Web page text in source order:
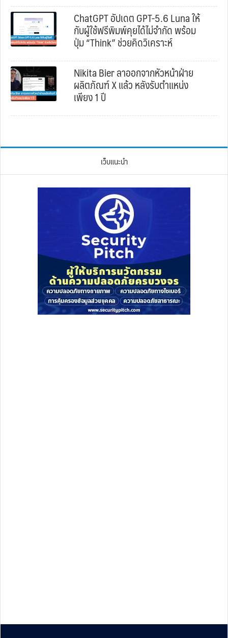
ChatGPT อัปเดต GPT-5.6 Luna ให้
กับผู้ใช้ฟรีพิมพ์คุยได้ไม่จำกัด พร้อม
ปุ่ม “Think” ช่วยคิดวิเคราะห์
Nikita Bier ลาออกจากหัวหน้าฝ่าย
ผลิตภัณฑ์ X แล้ว หลังรับตำแหน่ง
เพียง 1 ปี
เว็บแนะนำ